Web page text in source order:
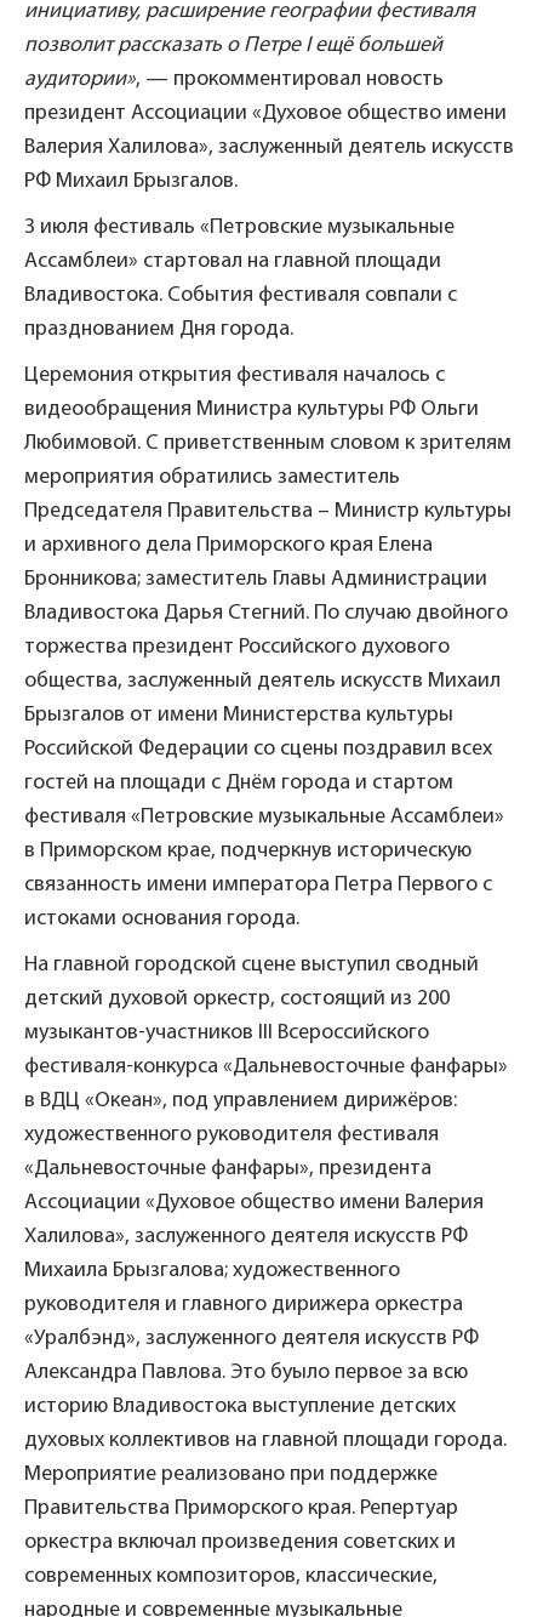
инициативу, расширение географии фестиваля
позволит рассказать о Петре I ещё большей
аудитории», — прокомментировал новость
президент Ассоциации «Духовое общество имени
Валерия Халилова», заслуженный деятель искусств
РФ Михаил Брызгалов.
3 июля фестиваль «Петровские музыкальные
Ассамблеи» стартовал на главной площади
Владивостока. События фестиваля совпали с
празднованием Дня города.
Церемония открытия фестиваля началось с
видеообращения Министра культуры РФ Ольги
Любимовой. С приветственным словом к зрителям
мероприятия обратились заместитель
Председателя Правительства – Министр культуры
и архивного дела Приморского края Елена
Бронникова; заместитель Главы Администрации
Владивостока Дарья Стегний. По случаю двойного
торжества президент Российского духового
общества, заслуженный деятель искусств Михаил
Брызгалов от имени Министерства культуры
Российской Федерации со сцены поздравил всех
гостей на площади с Днём города и стартом
фестиваля «Петровские музыкальные Ассамблеи»
в Приморском крае, подчеркнув историческую
связанность имени императора Петра Первого с
истоками основания города.
На главной городской сцене выступил сводный
детский духовой оркестр, состоящий из 200
музыкантов-участников III Всероссийского
фестиваля-конкурса «Дальневосточные фанфары»
в ВДЦ «Океан», под управлением дирижёров:
художественного руководителя фестиваля
«Дальневосточные фанфары», президента
Ассоциации «Духовое общество имени Валерия
Халилова», заслуженного деятеля искусств РФ
Михаила Брызгалова; художественного
руководителя и главного дирижера оркестра
«Уралбэнд», заслуженного деятеля искусств РФ
Александра Павлова. Это буыло первое за всю
историю Владивостока выступление детских
духовых коллективов на главной площади города.
Мероприятие реализовано при поддержке
Правительства Приморского края. Репертуар
оркестра включал произведения советских и
современных композиторов, классические,
народные и современные музыкальные